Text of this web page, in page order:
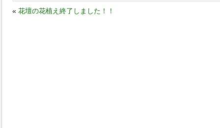
« 花壇の花植え終了しました！！